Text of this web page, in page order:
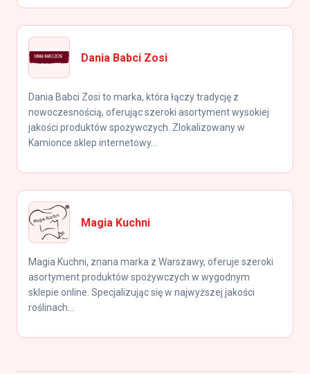
Dania Babci Zosi
Dania Babci Zosi to marka, która łączy tradycję z
nowoczesnością, oferując szeroki asortyment wysokiej
jakości produktów spożywczych. Zlokalizowany w
Kamionce sklep internetowy...
Magia Kuchni
Magia Kuchni, znana marka z Warszawy, oferuje szeroki
asortyment produktów spożywczych w wygodnym
sklepie online. Specjalizując się w najwyższej jakości
roślinach...